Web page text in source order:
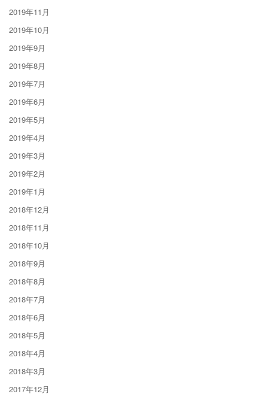
2019年11月
2019年10月
2019年9月
2019年8月
2019年7月
2019年6月
2019年5月
2019年4月
2019年3月
2019年2月
2019年1月
2018年12月
2018年11月
2018年10月
2018年9月
2018年8月
2018年7月
2018年6月
2018年5月
2018年4月
2018年3月
2017年12月